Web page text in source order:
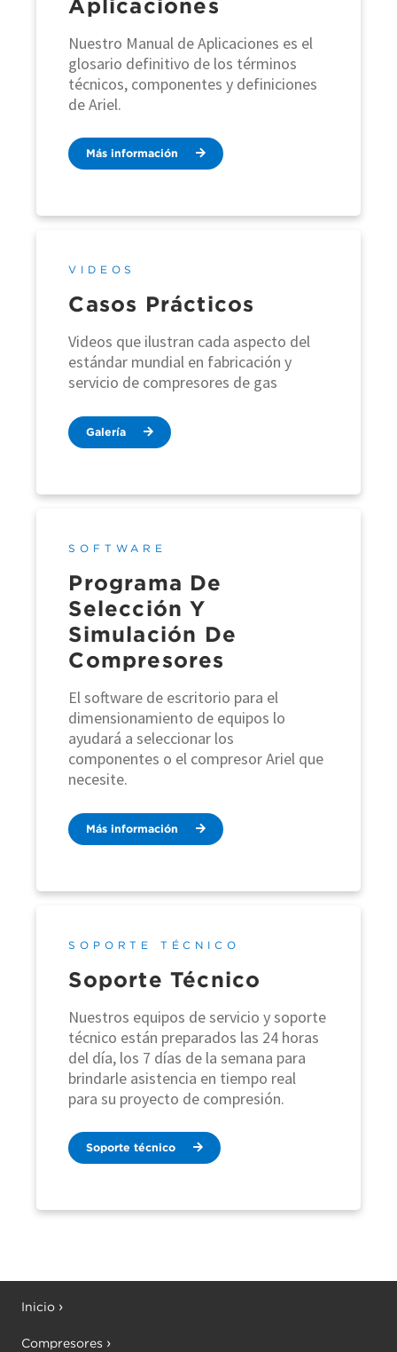
Aplicaciones
Nuestro Manual de Aplicaciones es el
glosario definitivo de los términos
técnicos, componentes y definiciones
de Ariel.
Más información
Casos Prácticos
VIDEOS
Videos que ilustran cada aspecto del
estándar mundial en fabricación y
servicio de compresores de gas
Galería
Programa De
Selección Y
Simulación De
Compresores
SOFTWARE
El software de escritorio para el
dimensionamiento de equipos lo
ayudará a seleccionar los
componentes o el compresor Ariel que
necesite.
Más información
Soporte Técnico
SOPORTE TÉCNICO
Nuestros equipos de servicio y soporte
técnico están preparados las 24 horas
del día, los 7 días de la semana para
brindarle asistencia en tiempo real
para su proyecto de compresión.
Soporte técnico
Inicio
Compresores